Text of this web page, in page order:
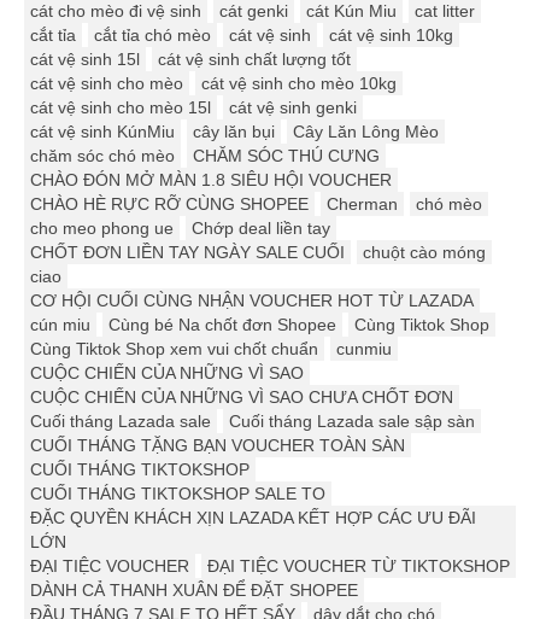
cát cho mèo đi vệ sinh
cát genki cát Kún Miu
cat litter
cắt tỉa
cắt tỉa chó mèo cát vệ sinh
cát vệ sinh 10kg
cát vệ sinh 15l
cát vệ sinh chất lượng tốt
cát vệ sinh cho mèo
cát vệ sinh cho mèo 10kg
cát vệ sinh cho mèo 15l
cát vệ sinh genki
cát vệ sinh KúnMiu
cây lăn bụi
Cây Lăn Lông Mèo
chăm sóc chó mèo
CHĂM SÓC THÚ CƯNG
CHÀO ĐÓN MỞ MÀN 1.8 SIÊU HỘI VOUCHER
CHÀO HÈ RỰC RỠ CÙNG SHOPEE
Cherman
chó mèo
cho meo phong ue
Chớp deal liền tay
CHỐT ĐƠN LIỀN TAY NGÀY SALE CUỐI
chuột cào móng
ciao
CƠ HỘI CUỐI CÙNG NHẬN VOUCHER HOT TỪ LAZADA
cún miu
Cùng bé Na chốt đơn Shopee
Cùng Tiktok Shop
Cùng Tiktok Shop xem vui chốt chuẩn
cunmiu
CUỘC CHIẾN CỦA NHỮNG VÌ SAO
CUỘC CHIẾN CỦA NHỮNG VÌ SAO CHƯA CHỐT ĐƠN
Cuối tháng Lazada sale
Cuối tháng Lazada sale sập sàn
CUỐI THÁNG TẶNG BẠN VOUCHER TOÀN SÀN
CUỐI THÁNG TIKTOKSHOP
CUỐI THÁNG TIKTOKSHOP SALE TO
ĐẶC QUYỀN KHÁCH XỊN LAZADA KẾT HỢP CÁC ƯU ĐÃI
LỚN
ĐẠI TIỆC VOUCHER
ĐẠI TIỆC VOUCHER TỪ TIKTOKSHOP
DÀNH CẢ THANH XUÂN ĐỂ ĐẶT SHOPEE
ĐẦU THÁNG 7 SALE TO HẾT SẨY
dây dắt cho chó